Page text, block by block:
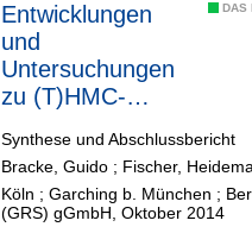
DAS
Entwicklungen
und
Untersuchungen
zu (T)HMC-
Endlagers für
Wärme
entwickelnde
Synthese und Abschlussbericht
Bracke, Guido ; Fischer,
Köln ; Garching b. München ;
(GRS) gGmbH, Oktober 2014